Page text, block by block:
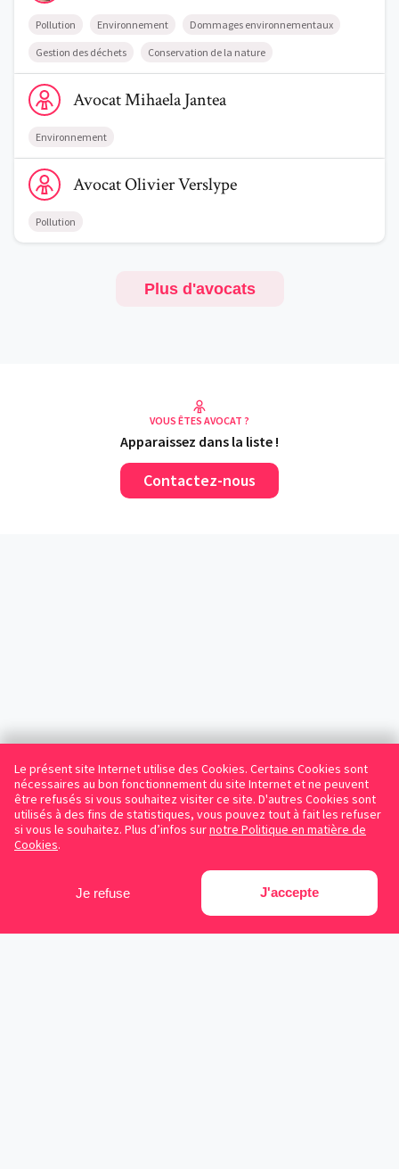
Le présent site Internet utilise des Cookies. Certains Cookies sont
nécessaires au bon fonctionnement du site Internet et ne peuvent
être refusés si vous souhaitez visiter ce site. D'autres Cookies sont
utilisés à des fins de statistiques, vous pouvez tout à fait les refuser
si vous le souhaitez. Plus d’infos surnotre Politique en matière de
Cookies.
Je refuse J'accepte
Pollution Environnement Dommages environnementaux
Gestion des déchets Conservation de la nature
Voir le profil de AvocatMihaela Jantea
AvocatMihaelaJantea
Environnement
Voir le profil de AvocatOlivier Verslype
AvocatOlivierVerslype
Pollution
Plus d'avocats
VOUS ÊTES AVOCAT ?
Apparaissez dans la liste !
Contactez-nous